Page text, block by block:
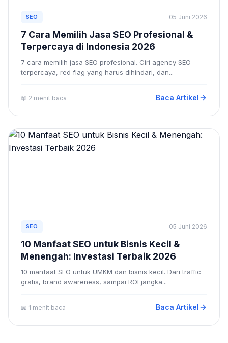
SEO 05 Juni 2026
7 Cara Memilih Jasa SEO Profesional &
Terpercaya di Indonesia 2026
7 cara memilih jasa SEO profesional. Ciri agency SEO
terpercaya, red flag yang harus dihindari, dan...
📖 2 menit baca Baca Artikel
SEO 05 Juni 2026
10 Manfaat SEO untuk Bisnis Kecil &
Menengah: Investasi Terbaik 2026
10 manfaat SEO untuk UMKM dan bisnis kecil. Dari traffic
gratis, brand awareness, sampai ROI jangka...
📖 1 menit baca Baca Artikel